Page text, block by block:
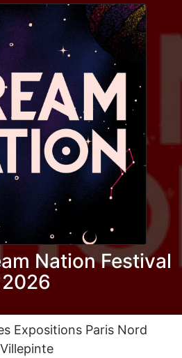
Nation Festival
2026
Expositions Paris Nord
Villepinte